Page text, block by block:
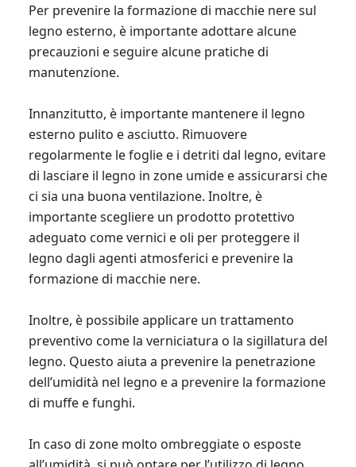
Per prevenire la formazione di macchie nere sul
legno esterno, è importante adottare alcune
precauzioni e seguire alcune pratiche di
manutenzione.
Innanzitutto, è importante mantenere il legno
esterno pulito e asciutto. Rimuovere
regolarmente le foglie e i detriti dal legno, evitare
di lasciare il legno in zone umide e assicurarsi che
ci sia una buona ventilazione. Inoltre, è
importante scegliere un prodotto protettivo
adeguato come vernici e oli per proteggere il
legno dagli agenti atmosferici e prevenire la
formazione di macchie nere.
Inoltre, è possibile applicare un trattamento
preventivo come la verniciatura o la sigillatura del
legno. Questo aiuta a prevenire la penetrazione
dell’umidità nel legno e a prevenire la formazione
di muffe e funghi.
In caso di zone molto ombreggiate o esposte